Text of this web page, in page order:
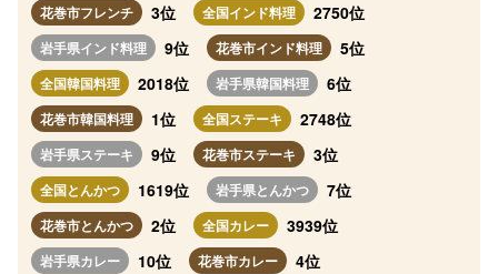
花巻市フレンチ 3位 全国インド料理 2750位
岩手県インド料理 9位 花巻市インド料理 5位
全国韓国料理 2018位 岩手県韓国料理 6位
花巻市韓国料理 1位 全国ステーキ 2748位
岩手県ステーキ 9位 花巻市ステーキ 3位
全国とんかつ 1619位 岩手県とんかつ 7位
花巻市とんかつ 2位 全国カレー 3939位
岩手県カレー 10位 花巻市カレー 4位